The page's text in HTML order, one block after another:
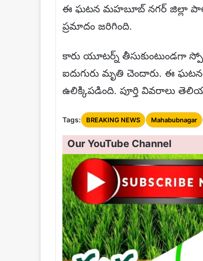
ఈ ఘటన మహబూబ్ నగర్ జిల్లా
ప్రమాదం జరిగింది.
కారు యూటర్న్ తీసుకుంటుండగా
ఐదుగురు మృతి చెందారు. ఈ
ఉలిక్కిపడింది. పూర్తి వివరాలు
Tags: BREAKING NEWS Mahabubnagar
Our YouTube Channel